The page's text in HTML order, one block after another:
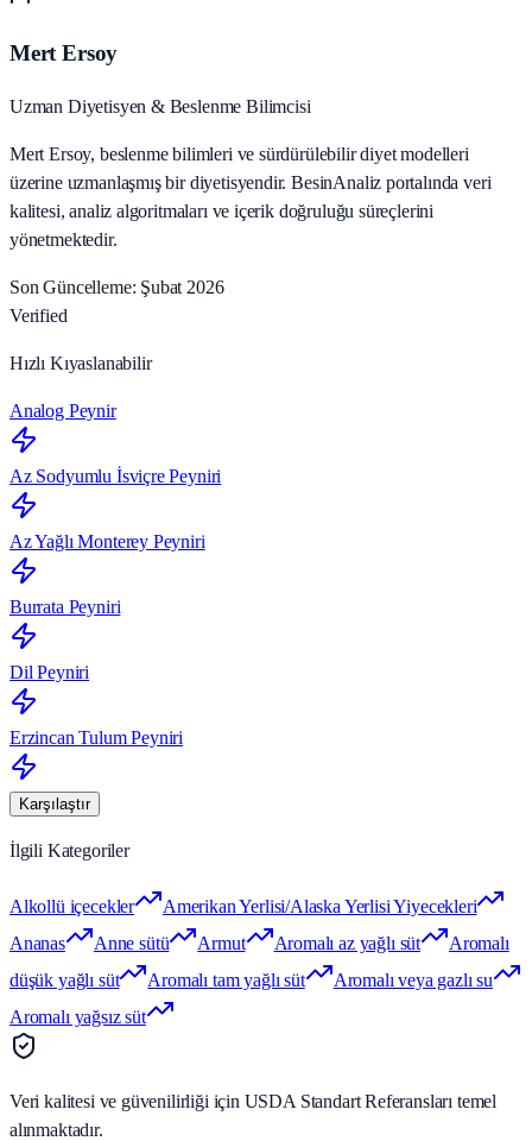
Mert Ersoy
Uzman Diyetisyen & Beslenme Bilimcisi
Mert Ersoy, beslenme bilimleri ve sürdürülebilir diyet modelleri
üzerine uzmanlaşmış bir diyetisyendir. BesinAnaliz portalında veri
kalitesi, analiz algoritmaları ve içerik doğruluğu süreçlerini
yönetmektedir.
Son Güncelleme: Şubat 2026
Verified
Hızlı Kıyaslanabilir
Analog Peynir
Az Sodyumlu İsviçre Peyniri
Az Yağlı Monterey Peyniri
Burrata Peyniri
Dil Peyniri
Erzincan Tulum Peyniri
Karşılaştır
İlgili Kategoriler
Alkollü içecekler
Amerikan Yerlisi/Alaska Yerlisi Yiyecekleri
Ananas
Anne sütü Armut Aromalı az yağlı süt
Aromalı
düşük yağlı süt
Aromalı tam yağlı süt
Aromalı veya gazlı su
Aromalı yağsız süt
Veri kalitesi ve güvenilirliği için USDA Standart Referansları temel
alınmaktadır.